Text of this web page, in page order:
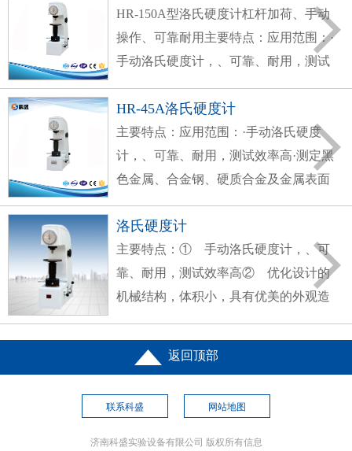
判断金属材料或零件质量的重要手段。
由
HR-150A型洛氏硬度计杠杆加荷、手动
操作、可靠耐用主要特点：应用范围：·
手动洛氏硬度计，、可靠、耐用，测试
属材料的洛氏硬度·优化设计的机械结
构，体积小，具有优美
HR-45A洛氏硬度计
主要特点：应用范围：·手动洛氏硬度
计，、可靠、耐用，测试效率高·测定黑
色金属、合金钢、硬质合金及金属表面
处理后（渗碳.氮化.电镀层）的表面洛
氏硬度·优化设计的机械结构，体积小，
具有优美的外观造型
洛氏硬度计
主要特点：① 手动洛氏硬度计，、可
靠、耐用，测试效率高② 优化设计的
机械结构，体积小，具有优美的外观造
HRB、HRC，并可选配洛氏的其他标尺
④ 精密液压缓冲器，加载平稳而且速
返回顶部
联系科盛 网站地图
济南科盛实验设备有限公司 版权所有信息